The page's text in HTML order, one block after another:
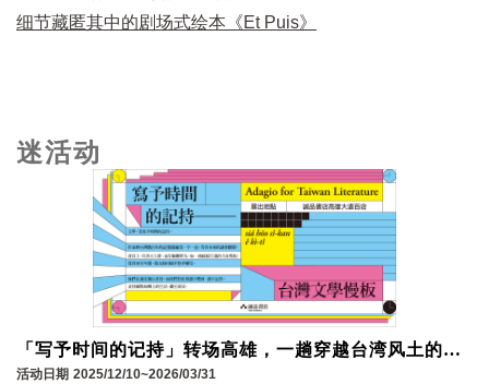
细节藏匿其中的剧场式绘本《Et Puis》
迷活动
「写予时间的记持」转场高雄，一趟穿越台湾风土的文
学慢板！
活动日期 2025/12/10~2026/03/31